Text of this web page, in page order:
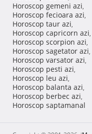
Horoscop gemeni azi,
Horoscop fecioara azi,
Horoscop taur azi,
Horoscop capricorn azi,
Horoscop scorpion azi,
Horoscop sagetator azi,
Horoscop varsator azi,
Horoscop pesti azi,
Horoscop leu azi,
Horoscop balanta azi,
Horoscop berbec azi,
Horoscop saptamanal